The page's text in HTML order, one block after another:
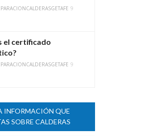
9
el certificado
9
INFORMACIÓN QUE
SOBRE CALDERAS